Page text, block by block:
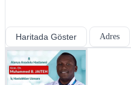
Haritada Göster Adres